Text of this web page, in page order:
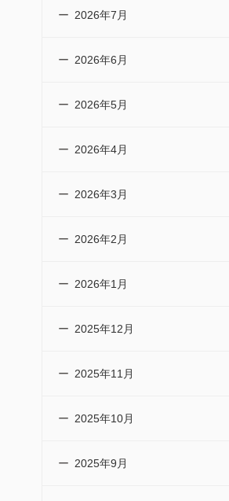
2026年7月
2026年6月
2026年5月
2026年4月
2026年3月
2026年2月
2026年1月
2025年12月
2025年11月
2025年10月
2025年9月